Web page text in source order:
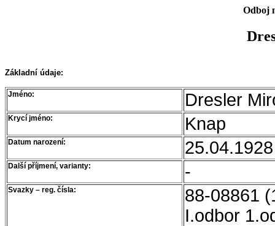
Odboj
Základní údaje:
Jméno: Dresler
Krycí jméno: Knap
Datum narození: 25.04.1928
Další příjmení, varianty: -
Svazky – reg. čísla:
88-08861
I.odbor